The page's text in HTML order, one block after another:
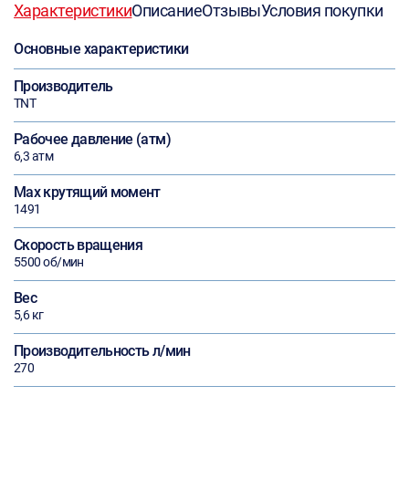
ХарактеристикиОписаниеОтзывыУсловия покупки
Основные характеристики
Производитель
TNT
Рабочее давление (атм)
6,3 атм
Max крутящий момент
1491
Скорость вращения
5500 об/мин
Вес
5,6 кг
Производительность л/мин
270